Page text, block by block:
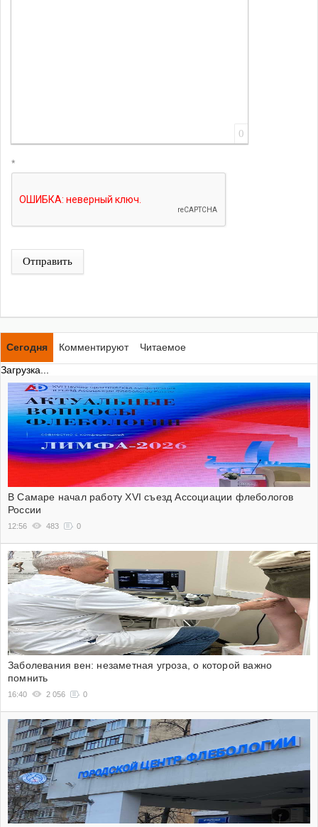
0
*
Отправить
Сегодня Комментируют
Читаемое
Загрузка...
В Самаре начал работу XVI съезд Ассоциации флебологов
России
12:56 483 0
Заболевания вен: незаметная угроза, о которой важно
помнить
16:40 2 056 0